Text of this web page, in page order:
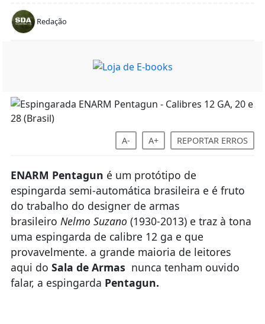
Redação
A- A+ REPORTAR ERROS
ENARM Pentagun é um protótipo de
espingarda semi-automática brasileira e é fruto
do trabalho do designer de armas
brasileiro Nelmo Suzano (1930-2013) e traz à tona
uma espingarda de calibre 12 ga e que
provavelmente. a grande maioria de leitores
aqui do Sala de Armas nunca tenham ouvido
falar, a espingarda Pentagun.